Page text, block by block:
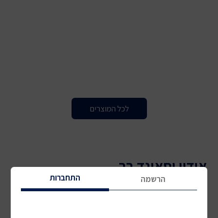
התחברות הרשמה
לכל המוצרים
אודיו וסאונד בר